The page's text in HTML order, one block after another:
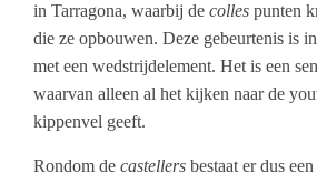
in Tarragona, waarbij de colles punten
die ze opbouwen. Deze gebeurtenis is
met een wedstrijdelement. Het is een
waarvan alleen al het kijken naar de
kippenvel geeft.
Rondom de castellers bestaat er dus